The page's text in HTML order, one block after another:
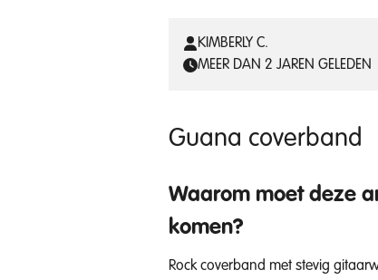
KIMBERLY C.
MEER DAN 2 JAREN GELEDEN
Guana coverband
Waarom moet deze
komen?
Rock coverband met stevig